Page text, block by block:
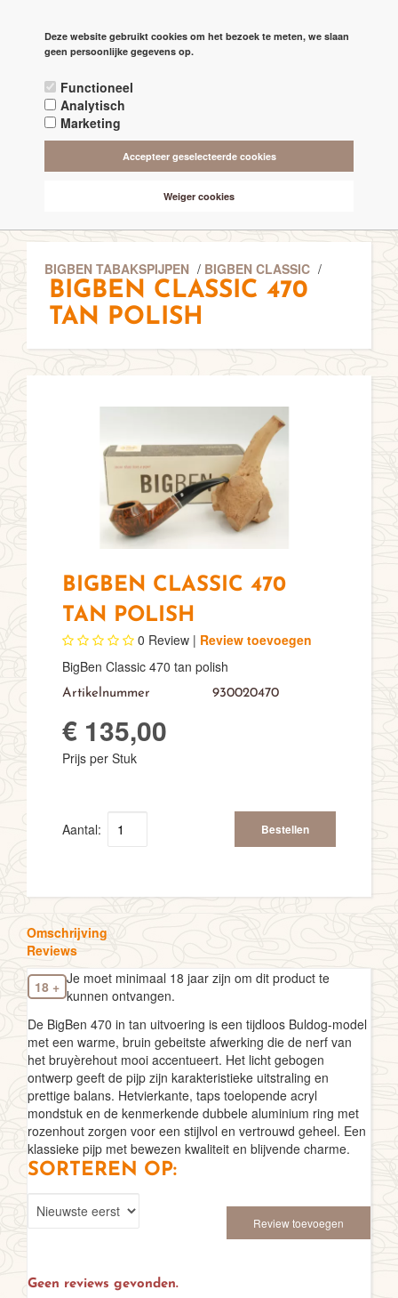
check RECHTSTREEKS VAN DE 'MAKERS'
check
check ONLINE VEILIG & SNEL BETALEN
BIGBEN TABAKSPIJPEN / BIGBEN CLASSIC /
BIGBEN CLASSIC 470
TAN POLISH
BIGBEN CLASSIC 470
TAN POLISH
0 Review | Review toevoegen
BigBen Classic 470 tan polish
Artikelnummer 930020470
€ 135,00
Prijs per Stuk
Aantal: Bestellen
Omschrijving
Reviews
18 + Je moet minimaal 18 jaar zijn om dit product te
kunnen ontvangen.
De BigBen 470 in tan uitvoering is een tijdloos Buldog-model
met een warme, bruin gebeitste afwerking die de nerf van
het bruyèrehout mooi accentueert. Het licht gebogen
ontwerp geeft de pijp zijn karakteristieke uitstraling en
prettige balans. Hetvierkante, taps toelopende acryl
mondstuk en de kenmerkende dubbele aluminium ring met
rozenhout zorgen voor een stijlvol en vertrouwd geheel. Een
klassieke pijp met bewezen kwaliteit en blijvende charme.
SORTEREN OP:
Review toevoegen
Geen reviews gevonden.
Deze website gebruikt cookies om het bezoek te meten, we slaan
geen persoonlijke gegevens op.
Functioneel
Analytisch
Marketing
Accepteer geselecteerde cookies
Weiger cookies